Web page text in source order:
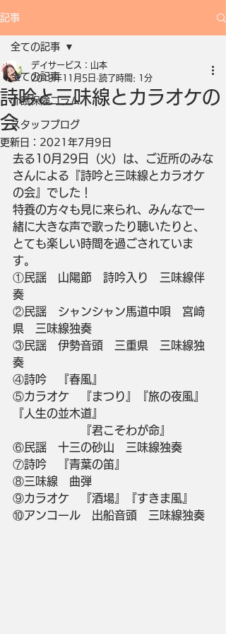
記事
全ての記事
介護保険コラム
スタッフブログ
全ての記事
詩吟と三味線とカラオケの
会
デイサービス：山本
2019年11月5日 読了時間: 1分
更新日： 2021年7月9日
去る10月29日（火）は、ご近所のみな
さんによる『詩吟と三味線とカラオケ
の会』でした！
特養の方々も見に来られ、みんなで一
緒に大きな声で歌ったり聴いたりと、
とても楽しい時間を過ごされていま
す。
①民謡　山陽節　詩吟入り　三味線伴
奏
②民謡　シャンシャン馬道中唄　宮崎
県　三味線独奏
③民謡　伊勢音頭　三重県　三味線独
奏
④詩吟　『春風』
⑤カラオケ　『まつり』『旅の夜風』
『人生の並木道』
『君こそわが命』
⑥民謡　十三の砂山　三味線独奏
⑦詩吟　『青葉の笛』
⑧三味線　曲弾
⑨カラオケ　『酒場』『すきま風』
⑩アンコール　出船音頭　三味線独奏